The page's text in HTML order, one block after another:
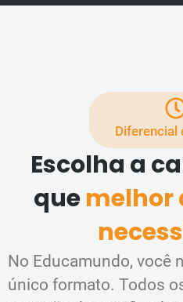
Diferencial
Escolha a
quemelhor
No Educamundo, você
único formato. Todos